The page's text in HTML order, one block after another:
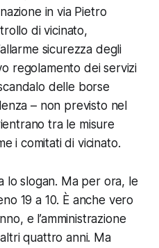
in via Pietro
di vicinato,
sicurezza degli
regolamento dei servizi
delle borse
– non previsto nel
tra le misure
i comitati di vicinato.
lo slogan. Ma per ora, le
19 a 10. È anche vero
e l’amministrazione
quattro anni. Ma